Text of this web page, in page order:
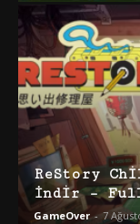
ReStory
İndir – Full
GameOver - 7